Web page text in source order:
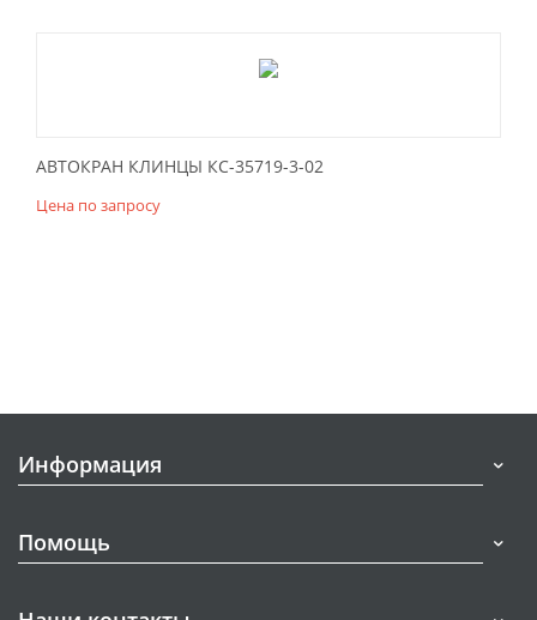
АВТОКРАН КЛИНЦЫ КС-35719-3-02
Цена по запросу
Информация
Помощь